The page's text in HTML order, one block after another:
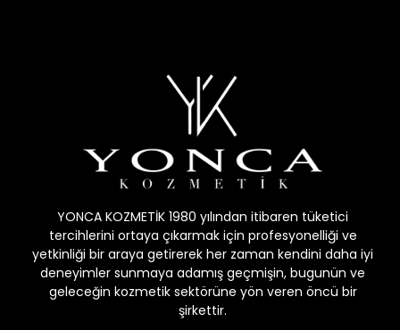
YONCA KOZMETİK 1980 yılından itibaren tüketici
tercihlerini ortaya çıkarmak için profesyonelliği ve
yetkinliği bir araya getirerek her zaman kendini daha iyi
deneyimler sunmaya adamış geçmişin, bugunün ve
geleceğin kozmetik sektörüne yön veren öncü bir
şirkettir.